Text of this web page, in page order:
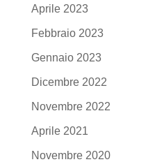
Aprile 2023
Febbraio 2023
Gennaio 2023
Dicembre 2022
Novembre 2022
Aprile 2021
Novembre 2020